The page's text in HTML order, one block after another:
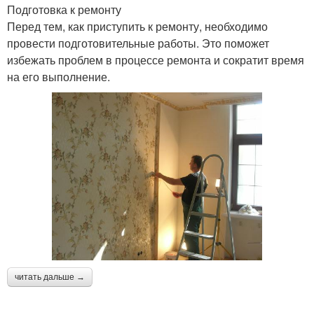
Подготовка к ремонту
Перед тем, как приступить к ремонту, необходимо
провести подготовительные работы. Это поможет
избежать проблем в процессе ремонта и сократит время
на его выполнение.
читать дальше →